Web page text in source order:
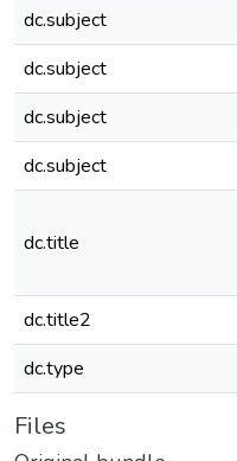
dc.subject
dc.subject
dc.subject
dc.subject
dc.title
dc.title2
dc.type
Files